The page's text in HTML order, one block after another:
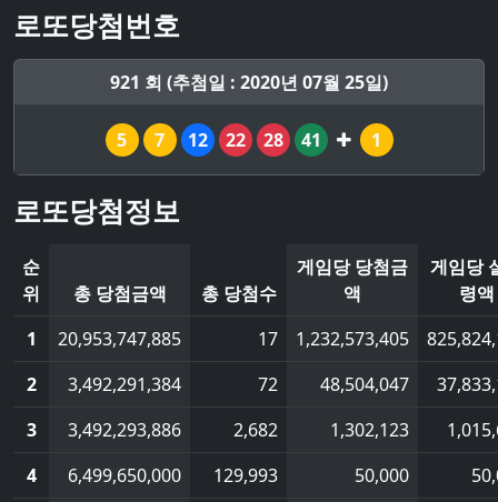
로또당첨번호
921 회 (추첨일 : 2020년 07월 25일)
5 7 12 22 28 41 1
로또당첨정보
순
위
총 당첨금액 총 당첨수
게임당 당첨금
액
게임당
령액
1
20,953,747,885 17 1,232,573,405
2
3,492,291,384 72 48,504,047
3
3,492,293,886 2,682 1,302,123
4
6,499,650,000 129,993 50,000